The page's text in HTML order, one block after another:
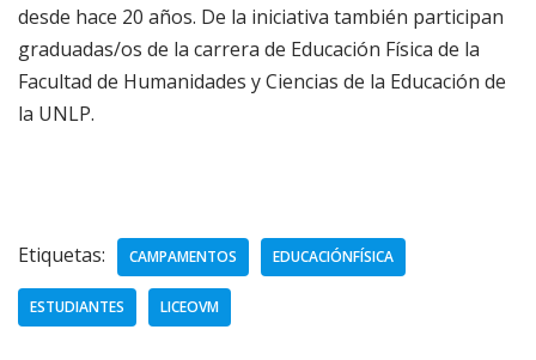
desde hace 20 años. De la iniciativa también participan
graduadas/os de la carrera de Educación Física de la
Facultad de Humanidades y Ciencias de la Educación de
la UNLP.
Etiquetas: CAMPAMENTOS EDUCACIÓNFÍSICA
ESTUDIANTES LICEOVM